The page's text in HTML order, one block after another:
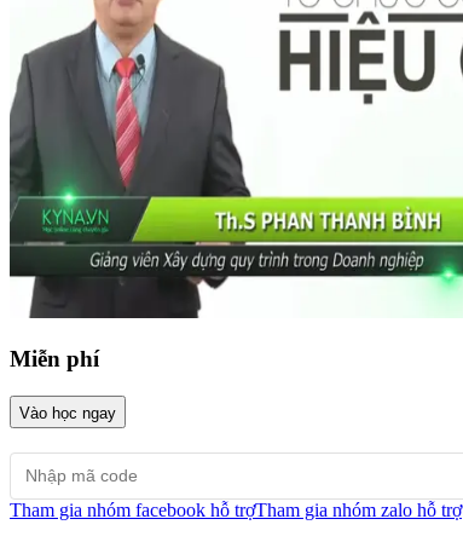
Miễn phí
Vào học ngay
Tham gia nhóm facebook hỗ trợTham gia nhóm zalo hỗ trợ